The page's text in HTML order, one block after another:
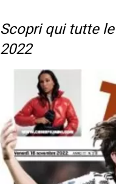
Scopri qui tutte
2022